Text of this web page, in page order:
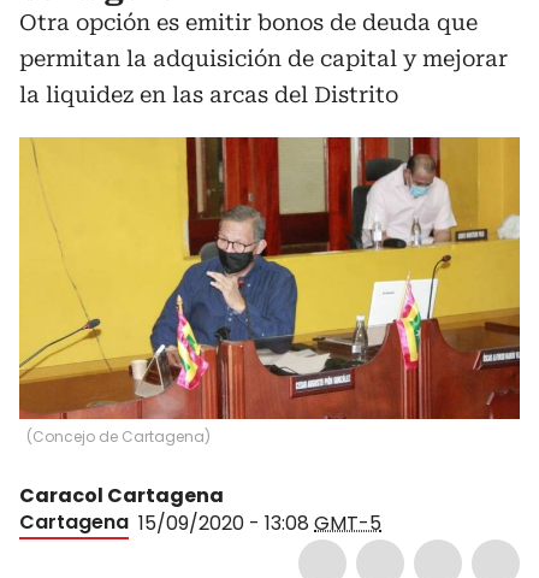
Otra opción es emitir bonos de deuda que
permitan la adquisición de capital y mejorar
la liquidez en las arcas del Distrito
(Concejo de Cartagena)
Caracol Cartagena
Cartagena 15/09/2020 - 13:08 GMT-5